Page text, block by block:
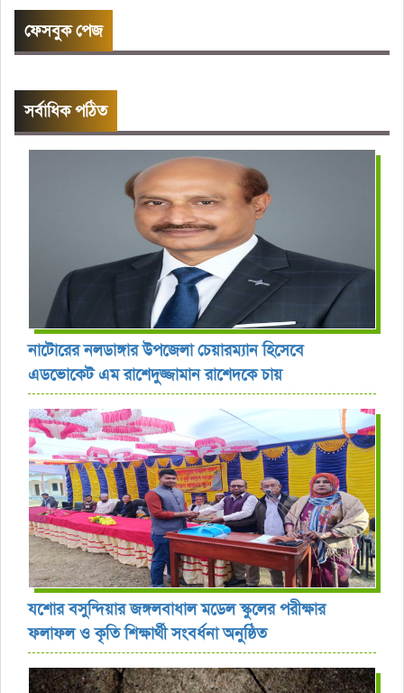
ফেসবুক পেজ
সর্বাধিক পঠিত
নাটোরের নলডাঙ্গার উপজেলা চেয়ারম্যান হিসেবে
এডভোকেট এম রাশেদুজ্জামান রাশেদকে চায়
যশোর বসুন্দিয়ার জঙ্গলবাধাল মডেল স্কুলের পরীক্ষার
ফলাফল ও কৃতি শিক্ষার্থী সংবর্ধনা অনুষ্ঠিত